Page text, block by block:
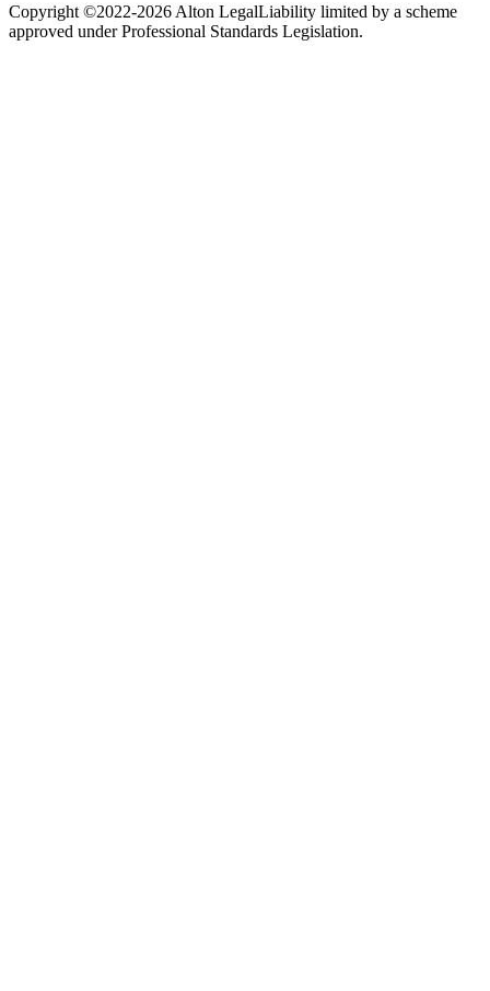
Copyright ©️2022-2026 Alton LegalLiability limited by a scheme
approved under Professional Standards Legislation.